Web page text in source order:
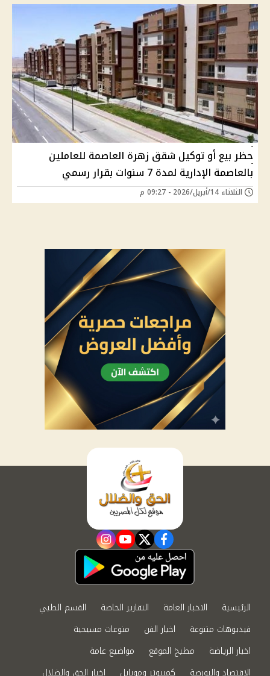
حظر بيع أو توكيل شقق زهرة العاصمة للعاملين
بالعاصمة الإدارية لمدة 7 سنوات بقرار رسمي
الثلاثاء 14/أبريل/2026 - 09:27 م
facebook
twitter
youtube
instagram
الرئيسية الاخبار العامة التقارير الخاصة
القسم الطبي
فيديوهات متنوعة
اخبار الفن
منوعات مسيحية
اخبار الرياضة
مطبخ الموقع
مواضيع عامة
الاقتصاد والبورصة
كمبيوتر وموبايل اخبار الحق والضلال